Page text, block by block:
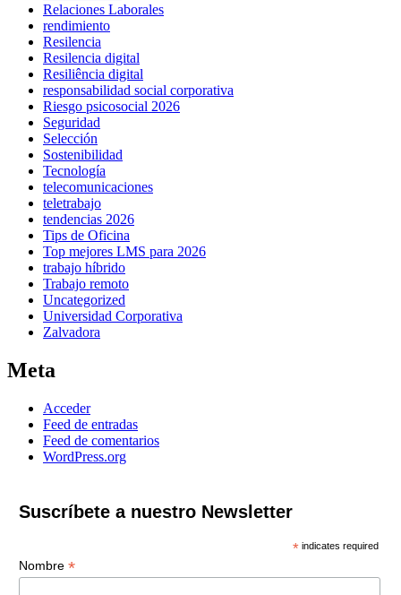
Relaciones Laborales
rendimiento
Resilencia
Resilencia digital
Resiliência digital
responsabilidad social corporativa
Riesgo psicosocial 2026
Seguridad
Selección
Sostenibilidad
Tecnología
telecomunicaciones
teletrabajo
tendencias 2026
Tips de Oficina
Top mejores LMS para 2026
trabajo híbrido
Trabajo remoto
Uncategorized
Universidad Corporativa
Zalvadora
Meta
Acceder
Feed de entradas
Feed de comentarios
WordPress.org
Suscríbete a nuestro Newsletter
* indicates required
Nombre *